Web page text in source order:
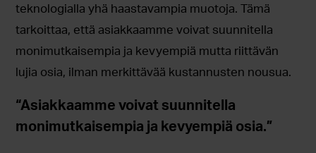
teknologialla yhä haastavampia muotoja. Tämä
tarkoittaa, että asiakkaamme voivat suunnitella
monimutkaisempia ja kevyempiä mutta riittävän
lujia osia, ilman merkittävää kustannusten nousua.
“Asiakkaamme voivat suunnitella
monimutkaisempia ja kevyempiä osia.”